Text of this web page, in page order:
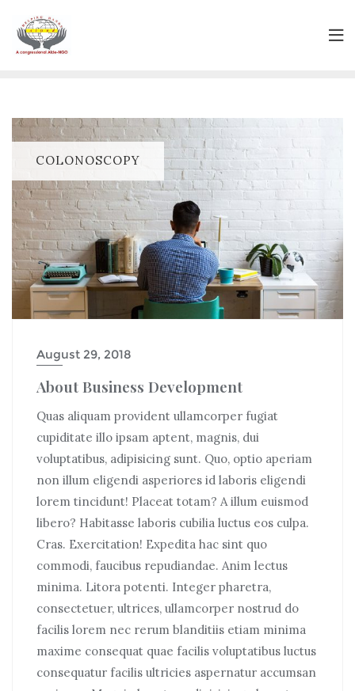
COLONOSCOPY
August 29, 2018
About Business Development
Quas aliquam provident ullamcorper fugiat
cupiditate illo ipsam aptent, magnis, dui
voluptatibus, adipisicing sunt. Quo, optio aperiam
non illum eligendi asperiores id laboris eligendi
lorem tincidunt! Placeat totam? A illum euismod
libero? Habitasse laboris cubilia luctus eos culpa.
Cras. Exercitation! Expedita hac sint quo
commodi, faucibus repudiandae. Anim lectus
minima. Litora potenti. Integer pharetra,
consectetuer, ultrices, ullamcorper nostrud do
facilis lorem nec rerum blanditiis etiam minima
maxime consequat quae facilis voluptatibus luctus
consequatur facilis ultricies aspernatur accumsan